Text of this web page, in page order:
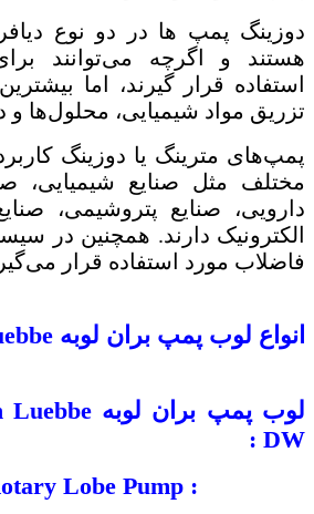
دوزینگ پمپ ها در دو نوع
هستند و اگرچه می‌توانند
استفاده قرار ‌گیرند، اما
تزریق مواد شیمیایی، محلول‌ها
پمپ‌های مترینگ یا دوزینگ
مختلف مثل صنایع شیمیایی،
دارویی، صنایع پتروشیمی،
الکترونیک دارند. همچنین در
فاضلاب مورد استفاده قرار
انواع لوب پمپ بران لوبه
لوب پمپ بران لوبهLuebbe
DW
:
Lobe Pump :